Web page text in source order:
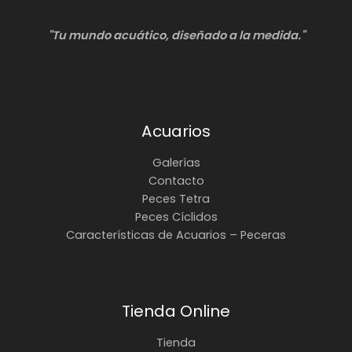
"Tu mundo acuático, diseñado a la medida."
Acuarios
Galerías
Contacto
Peces Tetra
Peces Cíclidos
Características de Acuarios – Peceras
Tienda Online
Tienda